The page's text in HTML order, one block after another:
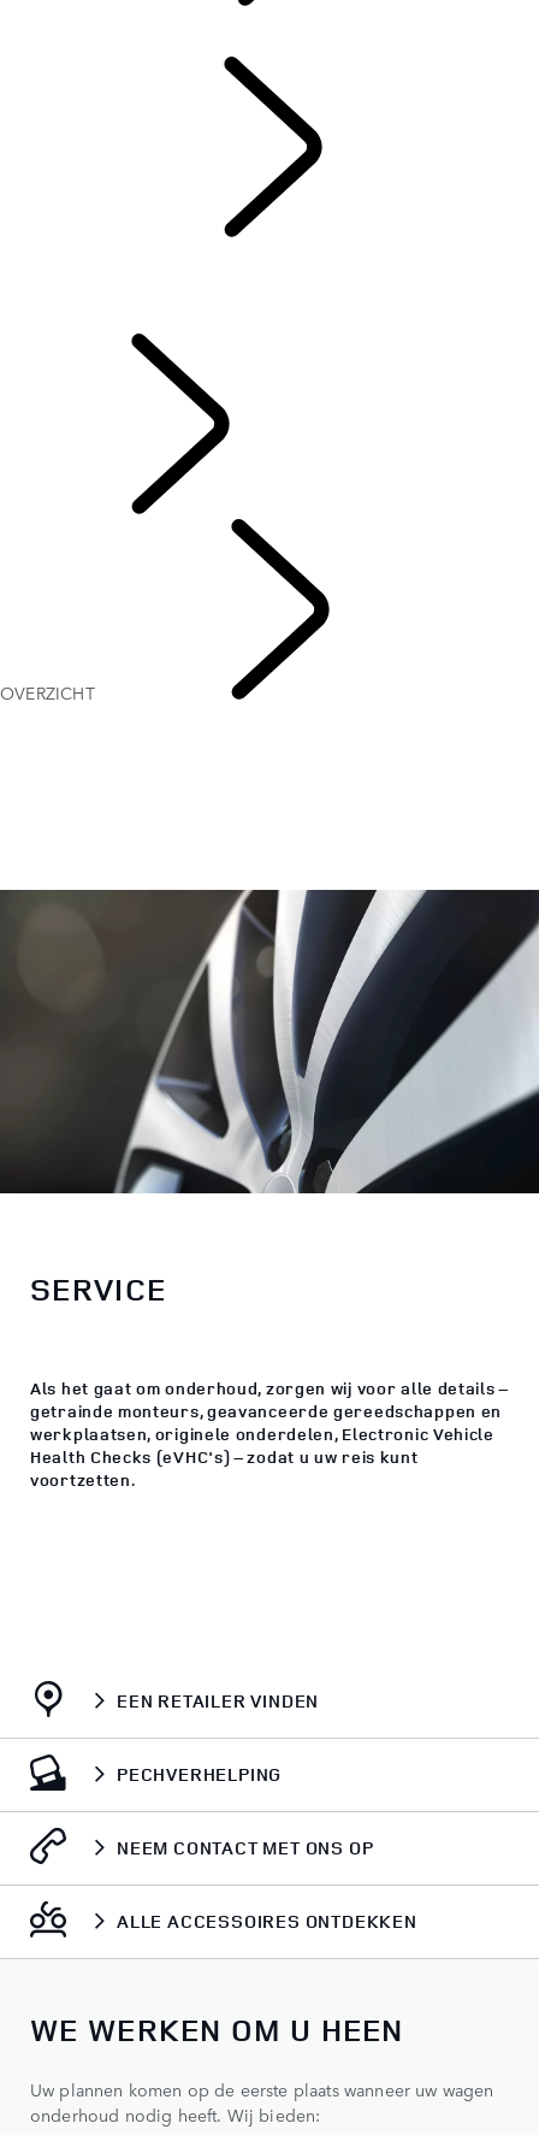
OVERZICHT
SERVICE
Als het gaat om onderhoud, zorgen wij voor alle details –
getrainde monteurs, geavanceerde gereedschappen en
werkplaatsen, originele onderdelen, Electronic Vehicle
Health Checks (eVHC's) – zodat u uw reis kunt
voortzetten.
EEN RETAILER VINDEN
PECHVERHELPING
NEEM CONTACT MET ONS OP
ALLE ACCESSOIRES ONTDEKKEN
WE WERKEN OM U HEEN
Uw plannen komen op de eerste plaats wanneer uw wagen
onderhoud nodig heeft. Wij bieden: